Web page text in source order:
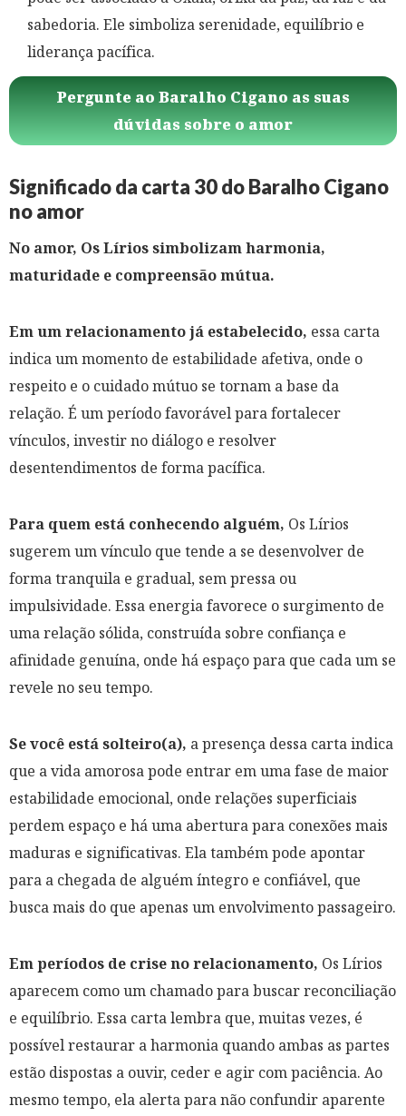
sabedoria. Ele simboliza serenidade, equilíbrio e
liderança pacífica.
Pergunte ao Baralho Cigano as suas
dúvidas sobre o amor
Significado da carta 30 do Baralho Cigano
no amor
No amor, Os Lírios simbolizam harmonia,
maturidade e compreensão mútua.
Em um relacionamento já estabelecido, essa carta
indica um momento de estabilidade afetiva, onde o
respeito e o cuidado mútuo se tornam a base da
relação. É um período favorável para fortalecer
vínculos, investir no diálogo e resolver
desentendimentos de forma pacífica.
Para quem está conhecendo alguém, Os Lírios
sugerem um vínculo que tende a se desenvolver de
forma tranquila e gradual, sem pressa ou
impulsividade. Essa energia favorece o surgimento de
uma relação sólida, construída sobre confiança e
afinidade genuína, onde há espaço para que cada um se
revele no seu tempo.
Se você está solteiro(a), a presença dessa carta indica
que a vida amorosa pode entrar em uma fase de maior
estabilidade emocional, onde relações superficiais
perdem espaço e há uma abertura para conexões mais
maduras e significativas. Ela também pode apontar
para a chegada de alguém íntegro e confiável, que
busca mais do que apenas um envolvimento passageiro.
Em períodos de crise no relacionamento, Os Lírios
aparecem como um chamado para buscar reconciliação
e equilíbrio. Essa carta lembra que, muitas vezes, é
possível restaurar a harmonia quando ambas as partes
estão dispostas a ouvir, ceder e agir com paciência. Ao
mesmo tempo, ela alerta para não confundir aparente